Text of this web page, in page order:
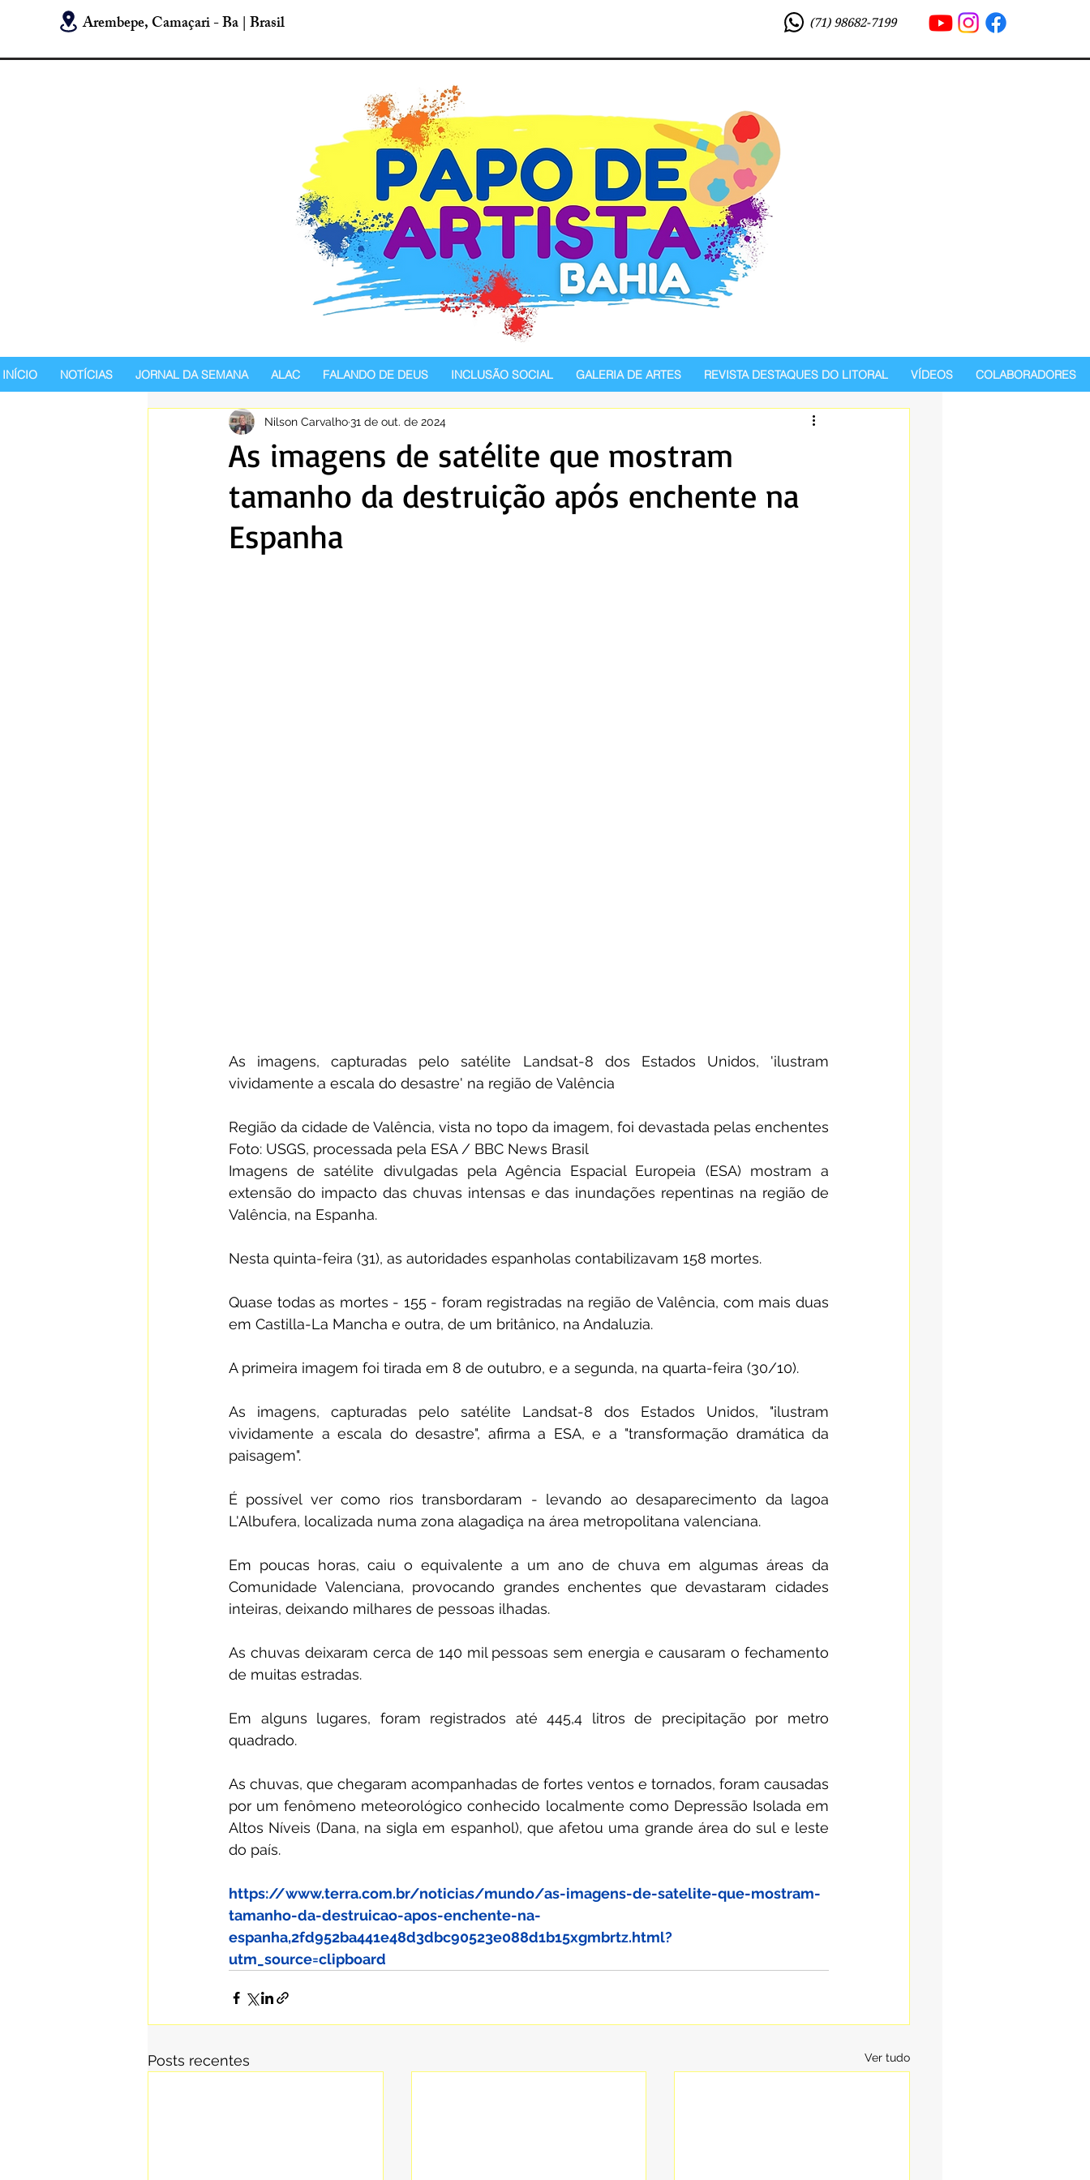
Arembepe, Camaçari - Ba | Brasil (71) 98682-7199
INÍCIO NOTÍCIAS JORNAL DA SEMANA ALAC FALANDO DE DEUS INCLUSÃO SOCIAL GALERIA DE ARTES REVISTA DESTAQUES DO LITORAL VÍDEOS COLABORADORES
As imagens de satélite que mostram
tamanho da destruição após enchente na
Espanha
Nilson Carvalho31 de out. de 2024
As imagens, capturadas pelo satélite Landsat-8 dos Estados Unidos, 'ilustram
vividamente a escala do desastre' na região de Valência
Região da cidade de Valência, vista no topo da imagem, foi devastada pelas enchentes
Foto: USGS, processada pela ESA / BBC News Brasil
Imagens de satélite divulgadas pela Agência Espacial Europeia (ESA) mostram a
extensão do impacto das chuvas intensas e das inundações repentinas na região de
Valência, na Espanha.
Nesta quinta-feira (31), as autoridades espanholas contabilizavam 158 mortes.
Quase todas as mortes - 155 - foram registradas na região de Valência, com mais duas
em Castilla-La Mancha e outra, de um britânico, na Andaluzia.
A primeira imagem foi tirada em 8 de outubro, e a segunda, na quarta-feira (30/10).
As imagens, capturadas pelo satélite Landsat-8 dos Estados Unidos, "ilustram
vividamente a escala do desastre", afirma a ESA, e a "transformação dramática da
paisagem".
É possível ver como rios transbordaram - levando ao desaparecimento da lagoa
L'Albufera, localizada numa zona alagadiça na área metropolitana valenciana.
Em poucas horas, caiu o equivalente a um ano de chuva em algumas áreas da
Comunidade Valenciana, provocando grandes enchentes que devastaram cidades
inteiras, deixando milhares de pessoas ilhadas.
As chuvas deixaram cerca de 140 mil pessoas sem energia e causaram o fechamento
de muitas estradas.
Em alguns lugares, foram registrados até 445,4 litros de precipitação por metro
quadrado.
As chuvas, que chegaram acompanhadas de fortes ventos e tornados, foram causadas
por um fenômeno meteorológico conhecido localmente como Depressão Isolada em
Altos Níveis (Dana, na sigla em espanhol), que afetou uma grande área do sul e leste
do país.
https://www.terra.com.br/noticias/mundo/as-imagens-de-satelite-que-mostram-
tamanho-da-destruicao-apos-enchente-na-
espanha,2fd952ba441e48d3dbc90523e088d1b15xgmbrtz.html?
utm_source=clipboard
Posts recentes Ver tudo